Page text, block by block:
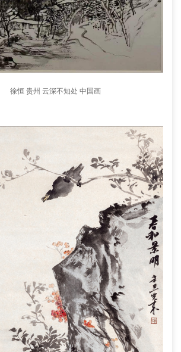
徐恒 贵州 云深不知处 中国画